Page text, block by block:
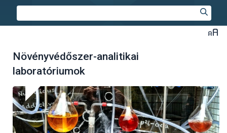
Növényvédőszer-analitikai
laboratóriumok